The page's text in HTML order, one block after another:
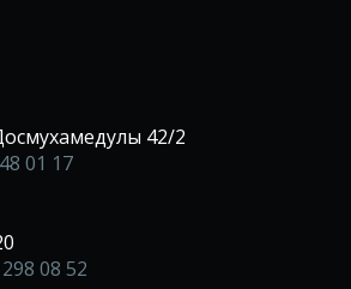
42/2
01 17
08 52